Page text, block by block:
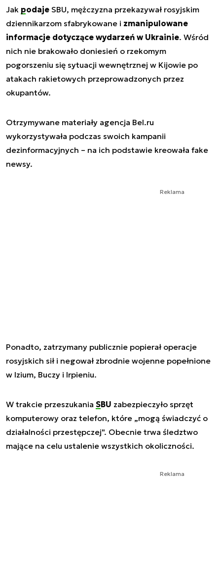
Jak podaje SBU, mężczyzna przekazywał rosyjskim
dziennikarzom sfabrykowane i zmanipulowane
informacje dotyczące wydarzeń w Ukrainie. Wśród
nich nie brakowało doniesień o rzekomym
pogorszeniu się sytuacji wewnętrznej w Kijowie po
atakach rakietowych przeprowadzonych przez
okupantów.
Otrzymywane materiały agencja Bel.ru
wykorzystywała podczas swoich kampanii
dezinformacyjnych – na ich podstawie kreowała fake
newsy.
Reklama
Ponadto, zatrzymany publicznie popierał operacje
rosyjskich sił i negował zbrodnie wojenne popełnione
w Izium, Buczy i Irpieniu.
W trakcie przeszukania SBU zabezpieczyło sprzęt
komputerowy oraz telefon, które „mogą świadczyć o
działalności przestępczej". Obecnie trwa śledztwo
mające na celu ustalenie wszystkich okoliczności.
Reklama